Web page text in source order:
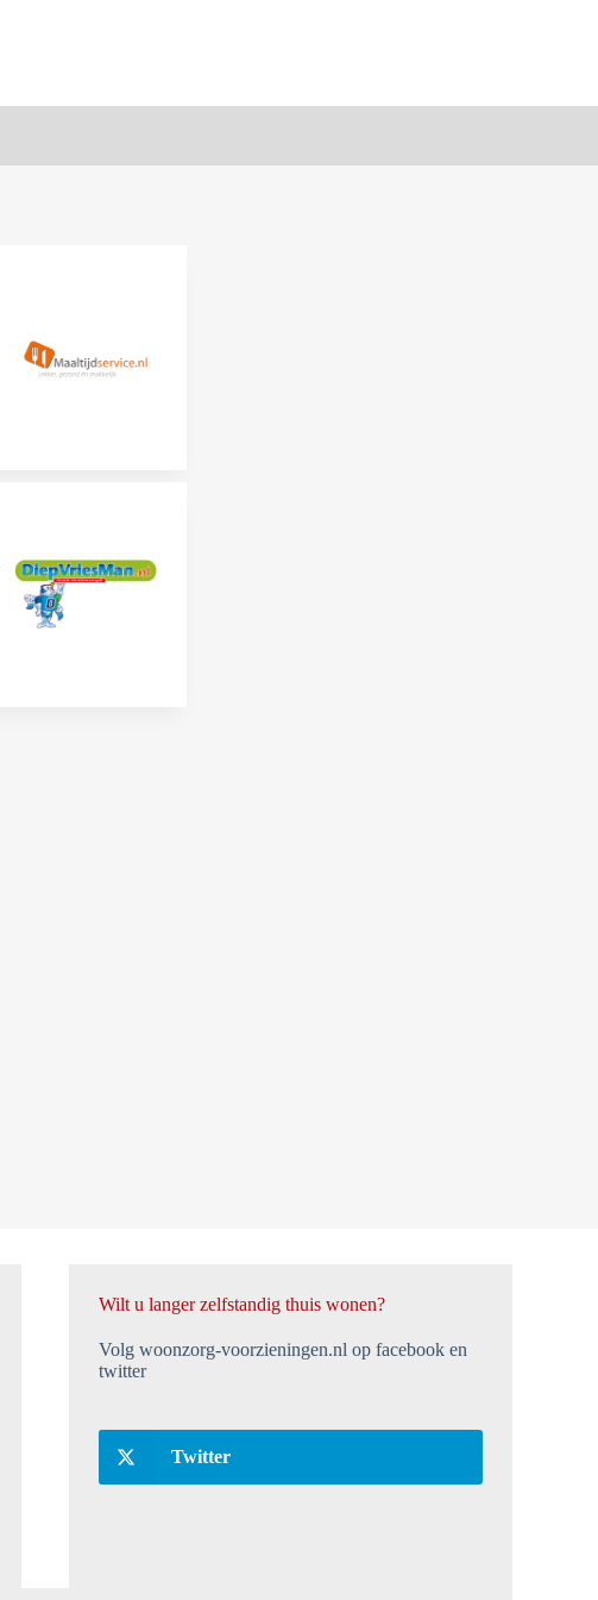
Wilt u langer zelfstandig thuis wonen?
Volg woonzorg-voorzieningen.nl op facebook en
twitter
Twitter